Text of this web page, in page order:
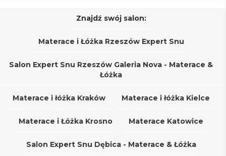
Znajdź swój salon:
Materace i Łóżka Rzeszów Expert Snu
Salon Expert Snu Rzeszów Galeria Nova - Materace &
Łóżka
Materace i łóżka Kraków Materace i łóżka Kielce
Materace i Łóżka Krosno Materace Katowice
Salon Expert Snu Dębica - Materace & Łóżka